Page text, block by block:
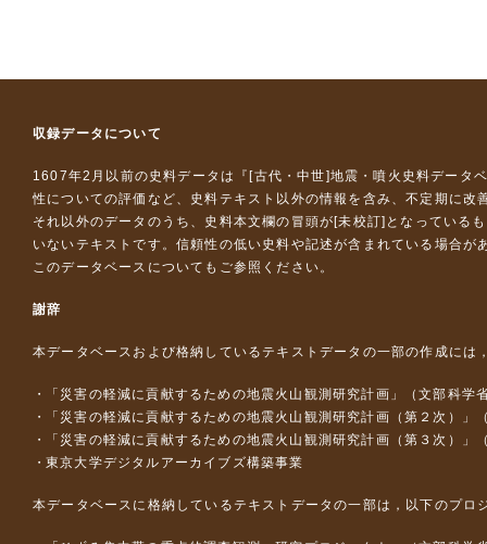
収録データについて
1607年2月以前の史料データは『 [古代・中世]地震・噴火史料データ
性についての評価など、史料テキスト以外の情報を含み、不定期に改
それ以外のデータのうち、史料本文欄の冒頭が[未校訂]となっている
いないテキストです。信頼性の低い史料や記述が含まれている場合が
このデータベースについて もご参照ください。
謝辞
本データベースおよび格納しているテキストデータの一部の作成には
「災害の軽減に貢献するための地震火山観測研究計画」（文部科学
「災害の軽減に貢献するための地震火山観測研究計画（第２次）」
「災害の軽減に貢献するための地震火山観測研究計画（第３次）」
東京大学デジタルアーカイブズ構築事業
本データベースに格納しているテキストデータの一部は，以下のプロ